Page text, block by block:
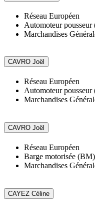
Réseau Européen
Automoteur pousseur
Marchandises
Réseau Européen
Automoteur pousseur
Marchandises
Réseau Européen
Barge motorisée (BM)
Marchandises